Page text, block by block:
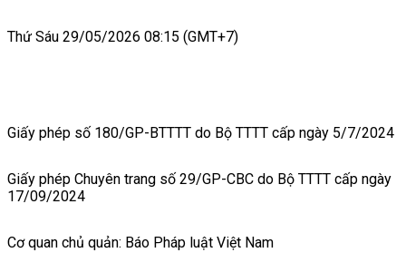
Thứ Sáu 29/05/2026 08:15 (GMT+7)
Giấy phép số 180/GP-BTTTT do Bộ TTTT cấp ngày 5/7/2024
Giấy phép Chuyên trang số 29/GP-CBC do Bộ TTTT cấp ngày
17/09/2024
Cơ quan chủ quản: Báo Pháp luật Việt Nam